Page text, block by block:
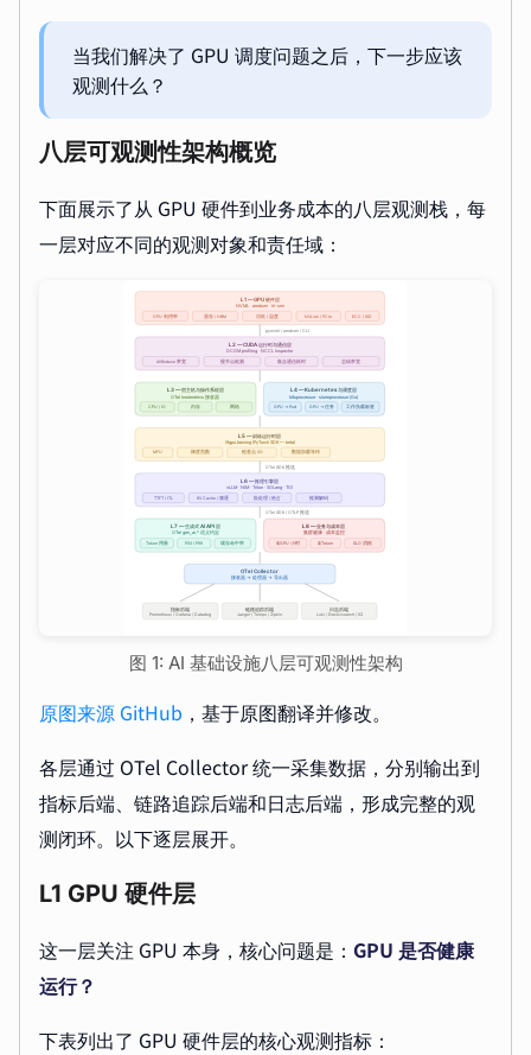
当我们解决了 GPU 调度问题之后，下一步应该
观测什么？
八层可观测性架构概览
下面展示了从 GPU 硬件到业务成本的八层观测栈，每
一层对应不同的观测对象和责任域：
图 1: AI 基础设施八层可观测性架构
原图来源 GitHub ，基于原图翻译并修改。
各层通过 OTel Collector 统一采集数据，分别输出到
指标后端、链路追踪后端和日志后端，形成完整的观
测闭环。以下逐层展开。
L1 GPU 硬件层
这一层关注 GPU 本身，核心问题是： GPU 是否健康
运行？
下表列出了 GPU 硬件层的核心观测指标：